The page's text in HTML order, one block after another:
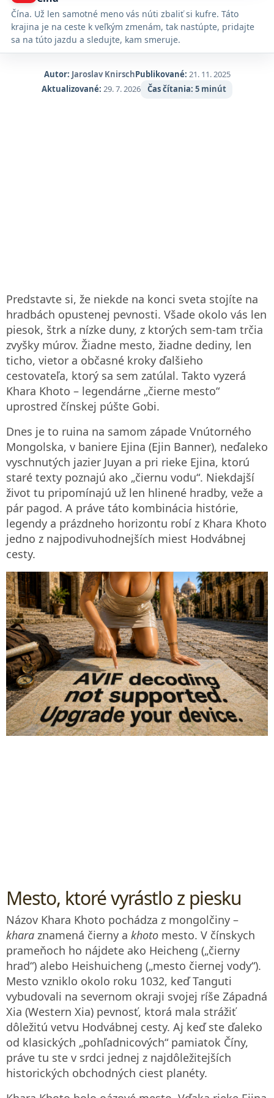
Google
Maps.
Čína. Už len samotné meno vás núti zbaliť si kufre. Táto
krajina je na ceste k veľkým zmenám, tak nastúpte, pridajte
sa na túto jazdu a sledujte, kam smeruje.
Autor: Jaroslav KnirschPublikované: 21. 11. 2025
Aktualizované: 29. 7. 2026 Čas čítania: 5 minút
Predstavte si, že niekde na konci sveta stojíte na
hradbách opustenej pevnosti. Všade okolo vás len
piesok, štrk a nízke duny, z ktorých sem‑tam trčia
zvyšky múrov. Žiadne mesto, žiadne dediny, len
ticho, vietor a občasné kroky ďalšieho
cestovateľa, ktorý sa sem zatúlal. Takto vyzerá
Khara Khoto – legendárne „čierne mesto“
uprostred čínskej púšte Gobi.
Dnes je to ruina na samom západe Vnútorného
Mongolska, v baniere Ejina (Ejin Banner), neďaleko
vyschnutých jazier Juyan a pri rieke Ejina, ktorú
staré texty poznajú ako „čiernu vodu“. Niekdajší
život tu pripomínajú už len hlinené hradby, veže a
pár pagod. A práve táto kombinácia histórie,
legendy a prázdneho horizontu robí z Khara Khoto
jedno z najpodivuhodnejších miest Hodvábnej
cesty.
Mesto, ktoré vyrástlo z piesku
Názov Khara Khoto pochádza z mongolčiny –
khara znamená čierny a khoto mesto. V čínskych
prameňoch ho nájdete ako Heicheng („čierny
hrad“) alebo Heishuicheng („mesto čiernej vody“).
Mesto vzniklo okolo roku 1032, keď Tanguti
vybudovali na severnom okraji svojej ríše Západná
Xia (Western Xia) pevnosť, ktorá mala strážiť
dôležitú vetvu Hodvábnej cesty. Aj keď ste ďaleko
od klasických „pohľadnicových“ pamiatok Číny,
práve tu ste v srdci jednej z najdôležitejších
historických obchodných ciest planéty.